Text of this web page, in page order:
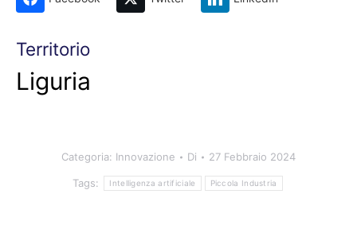
Territorio
Liguria
Categoria: Innovazione Di 27 Febbraio 2024
Tags: Intelligenza artificiale Piccola Industria